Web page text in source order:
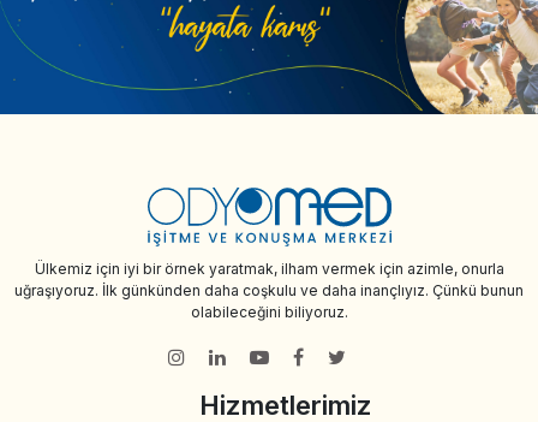
Ülkemiz için iyi bir örnek yaratmak, ilham vermek için azimle, onurla
uğraşıyoruz. İlk günkünden daha coşkulu ve daha inançlıyız. Çünkü bunun
olabileceğini biliyoruz.
Hizmetlerimiz